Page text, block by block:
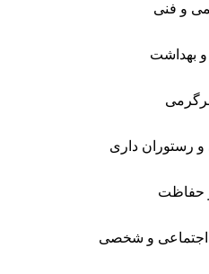
و فنی
بهداشت
رستوران ‌داری
حفاظت
و شخصی